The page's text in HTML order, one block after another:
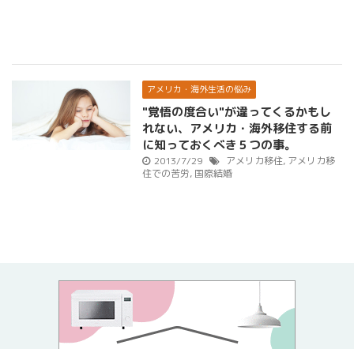
アメリカ・海外生活の悩み
"覚悟の度合い"が違ってくるかもし
れない、アメリカ・海外移住する前
に知っておくべき５つの事。
2013/7/29 アメリカ移住, アメリカ移
住での苦労, 国際結婚